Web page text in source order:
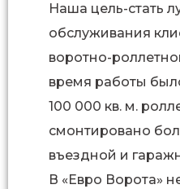
Наша цель-стать
обслуживания
воротно-
время работы
100 000 кв. м.
смонтировано
въездной и
В «Евро Ворота»